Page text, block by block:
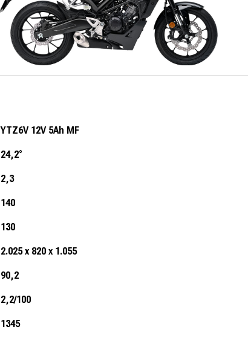
YTZ6V 12V 5Ah MF
24,2°
2,3
140
130
2.025 x 820 x 1.055
90,2
2,2/100
1345